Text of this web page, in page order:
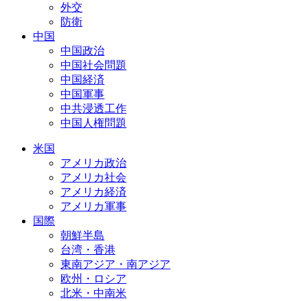
外交
防衛
中国
中国政治
中国社会問題
中国経済
中国軍事
中共浸透工作
中国人権問題
米国
アメリカ政治
アメリカ社会
アメリカ経済
アメリカ軍事
国際
朝鮮半島
台湾・香港
東南アジア・南アジア
欧州・ロシア
北米・中南米